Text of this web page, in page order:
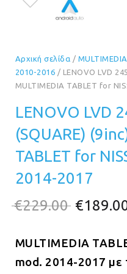
Αρχική σελίδα / MULTIMEDIA
2010-2016 / LENOVO LVD
MULTIMEDIA TABLET for
LENOVO LVD
(SQUARE)
TABLET for
2014-2017
€229.00
was:
€
MULTIMEDIA
mod. 2014-2017 με